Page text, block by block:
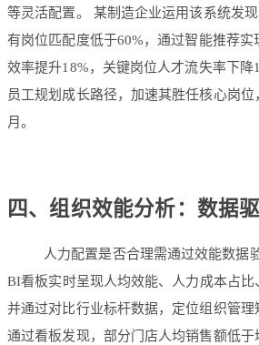
等灵活配置。 某制造企业运用该系统发
有岗位匹配度低于60%，通过智能推荐实
效率提升18%，关键岗位人才流失率下降
员工规划成长路径，加速其胜任核心岗
月。
四、组织效能分析：数据
人力配置是否合理需通过效能数据
BI看板实时呈现人均效能、人力成本占比
并通过对比行业标杆数据，定位组织管
通过看板发现，部分门店人均销售额低